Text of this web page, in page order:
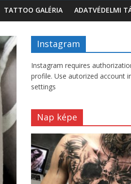
TATTOO GALÉRIA ADATVÉDELMI
Instagram
Instagram requires
profile. Use autorized account
settings
Nap képe